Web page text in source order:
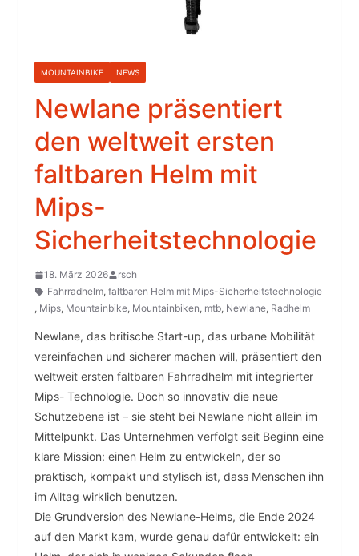
MOUNTAINBIKE NEWS
Newlane präsentiert
den weltweit ersten
faltbaren Helm mit
Mips-
Sicherheitstechnologie
18. März 2026
rsch
Fahrradhelm, faltbaren Helm mit Mips-Sicherheitstechnologie
, Mips, Mountainbike, Mountainbiken, mtb, Newlane, Radhelm
Newlane, das britische Start-up, das urbane Mobilität
vereinfachen und sicherer machen will, präsentiert den
weltweit ersten faltbaren Fahrradhelm mit integrierter
Mips- Technologie. Doch so innovativ die neue
Schutzebene ist – sie steht bei Newlane nicht allein im
Mittelpunkt. Das Unternehmen verfolgt seit Beginn eine
klare Mission: einen Helm zu entwickeln, der so
praktisch, kompakt und stylisch ist, dass Menschen ihn
im Alltag wirklich benutzen.
Die Grundversion des Newlane-Helms, die Ende 2024
auf den Markt kam, wurde genau dafür entwickelt: ein